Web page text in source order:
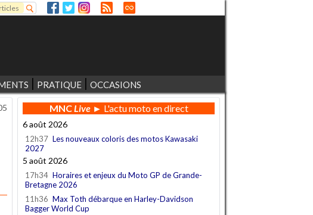
PRATIQUE OCCASIONS
MNCLive► L'actu moto en direct
6 août 2026
12h37 Les nouveaux coloris des motos Kawasaki
2027
5 août 2026
17h34 Horaires et enjeux du Moto GP de Grande-
Bretagne 2026
11h36 Max Toth débarque en Harley-Davidson
Bagger World Cup